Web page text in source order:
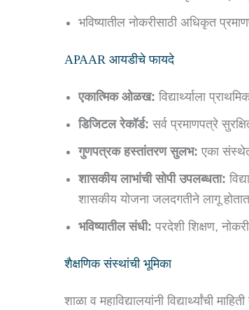
भविष्यातील नोकरीसाठी अधिकृत
APAAR आयडीचे फायदे
एकात्मिक ओळख: विद्यार्थ्याला
डिजिटल रेकॉर्ड: सर्व प्रमाणपत्रे
गुणपत्रक हस्तांतरण सुलभ: एका
शासकीय लाभांची सोपी उपलब्धता:
शासकीय योजना जलदगतीने लागू
भविष्यातील संधी: परदेशी शिक्षण,
शैक्षणिक संस्थांची भूमिका
शाळा व महाविद्यालयांनी विद्यार्थ्यांची